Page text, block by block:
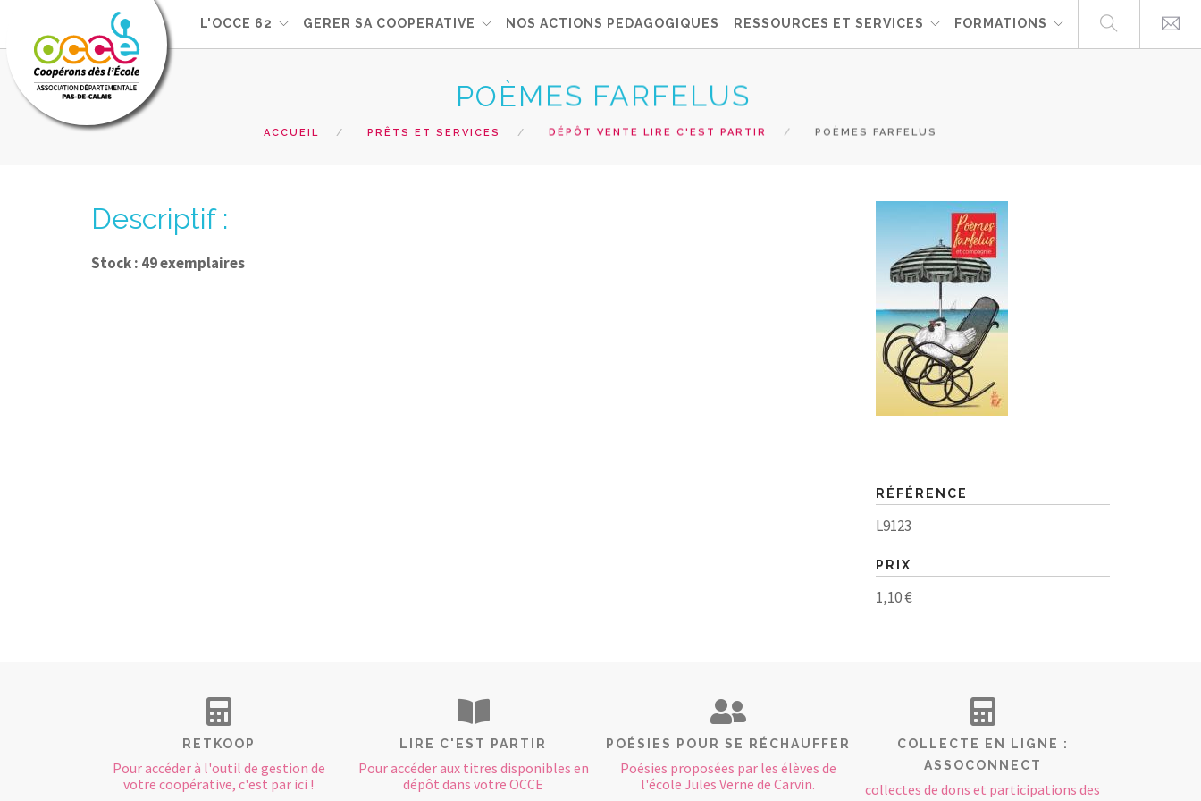
L'OCCE 62 GERER SA COOPERATIVE NOS ACTIONS PEDAGOGIQUES RESSOURCES ET SERVICES FORMATIONS
POÈMES FARFELUS
ACCUEIL PRÊTS ET SERVICES DÉPÔT VENTE LIRE C'EST PARTIR POÈMES FARFELUS
Descriptif :
Stock : 49 exemplaires
RÉFÉRENCE
L9123
PRIX
1,10 €
RETKOOP
Pour accéder à l'outil de gestion de
votre coopérative, c'est par ici !
LIRE C'EST PARTIR
Pour accéder aux titres disponibles en
dépôt dans votre OCCE
POÉSIES POUR SE RÉCHAUFFER
Poésies proposées par les élèves de
l'école Jules Verne de Carvin.
COLLECTE EN LIGNE :
ASSOCONNECT
collectes de dons et participations des